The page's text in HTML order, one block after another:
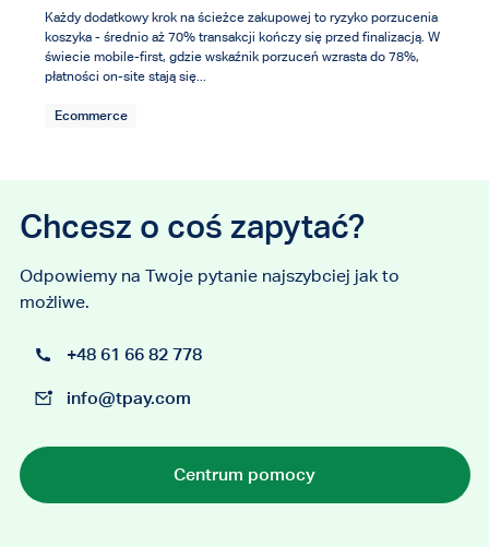
Każdy dodatkowy krok na ścieżce zakupowej to ryzyko porzucenia
koszyka - średnio aż 70% transakcji kończy się przed finalizacją. W
świecie mobile-first, gdzie wskaźnik porzuceń wzrasta do 78%,
płatności on-site stają się...
Ecommerce
Chcesz o coś zapytać?
Odpowiemy na Twoje pytanie najszybciej jak to
możliwe.
+48 61 66 82 778
info@tpay.com
Centrum pomocy